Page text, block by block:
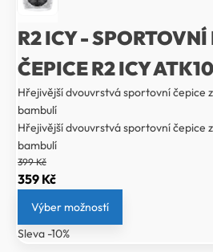
R2 ICY -
ČEPICE R2 ICY
Hřejivější dvouvrstvá sportovní čepice
bambulí
Hřejivější dvouvrstvá sportovní čepice
bambulí
399Kč
Původní
cena
byla:
399 Kč.
359 KčAktuální
cena
359 Kč.
Výber možností
Sleva -10%